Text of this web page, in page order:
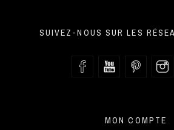
SUIVEZ-NOUS SUR LES
MON COMPTE